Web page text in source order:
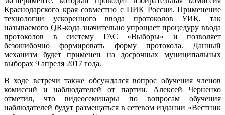
Краснодарского края совместно с ЦИК России. Применение
технологии ускоренного ввода протоколов УИК, так
называемого QR-кода значительно упрощает процедуру ввода
протоколов в систему ГАС «Выборы» и позволяет
безошибочно формировать форму протокола. Данный
механизм будет применен на досрочных муниципальных
выборах 9 апреля 2017 года.
В ходе встречи также обсуждался вопрос обучения членов
комиссий и наблюдателей от партии. Алексей Черненко
отметил, что видеосеминары по вопросам обучения
наблюдателей будут размещаться в сетевом издании «Вестник